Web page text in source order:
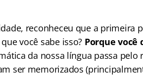
reconheceu que a primeira
você sabe isso? Porque você
da nossa língua passa pelo
ser memorizados